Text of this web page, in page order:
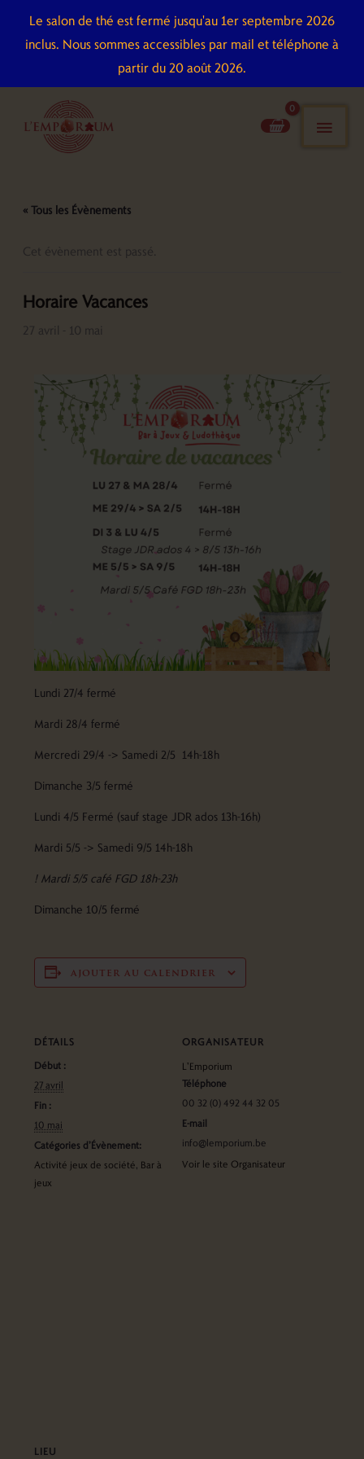
Le salon de thé est fermé jusqu'au 1er septembre 2026
inclus. Nous sommes accessibles par mail et téléphone à
partir du 20 août 2026.
contenu
« Tous les Évènements
Cet évènement est passé.
Horaire Vacances
27 avril - 10 mai
Lundi 27/4 fermé
Mardi 28/4 fermé
Mercredi 29/4 -> Samedi 2/5 14h-18h
Dimanche 3/5 fermé
Lundi 4/5 Fermé (sauf stage JDR ados 13h-16h)
Mardi 5/5 -> Samedi 9/5 14h-18h
! Mardi 5/5 café FGD 18h-23h
Dimanche 10/5 fermé
ajouter au calendrier
DÉTAILS
Début :
27 avril
Fin :
10 mai
Catégories d’Évènement:
Activité jeux de société, Bar à
jeux
ORGANISATEUR
L’Emporium
Téléphone
00 32 (0) 492 44 32 05
E-mail
info@lemporium.be
Voir le site Organisateur
LIEU